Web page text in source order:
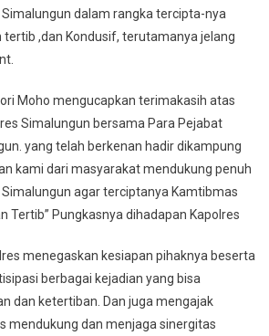
dalam rangka tercipta-nya
,dan Kondusif, terutamanya jelang
Moho mengucapkan terimakasih atas
Simalungun bersama Para Pejabat
yang telah berkenan hadir dikampung
kami dari masyarakat mendukung penuh
agar terciptanya Kamtibmas
Tertib” Pungkasnya dihadapan Kapolres
menegaskan kesiapan pihaknya beserta
berbagai kejadian yang bisa
dan ketertiban. Dan juga mengajak
mendukung dan menjaga sinergitas